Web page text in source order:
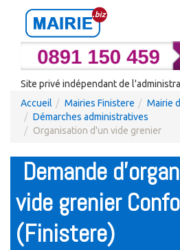
Site privé indépendant de
Accueil
Mairies Finistere
Mairie
Démarches administratives
Organisation d'un vide grenier
Demande
vide grenier
(Finistere)